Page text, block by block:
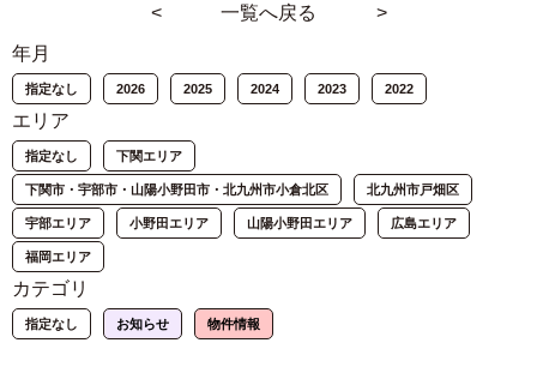
< 一覧へ戻る
>
年月
指定なし 2026 2025 2024 2023 2022
エリア
指定なし 下関エリア
下関市・宇部市・山陽小野田市・北九州市小倉北区 北九州市戸畑区
宇部エリア 小野田エリア 山陽小野田エリア 広島エリア
福岡エリア
カテゴリ
指定なし お知らせ 物件情報